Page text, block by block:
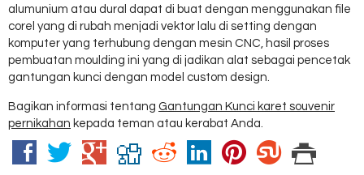
alumunium atau dural dapat di buat dengan menggunakan file
corel yang di rubah menjadi vektor lalu di setting dengan
komputer yang terhubung dengan mesin CNC, hasil proses
pembuatan moulding ini yang di jadikan alat sebagai pencetak
gantungan kunci dengan model custom design.
Bagikan informasi tentang Gantungan Kunci karet souvenir
pernikahan kepada teman atau kerabat Anda.